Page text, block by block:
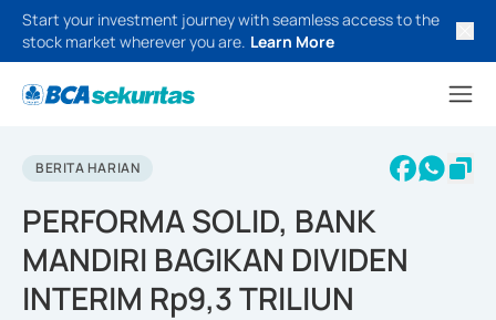
Start your investment journey with seamless access to the
stock market wherever you are. Learn More
BERITA HARIAN
PERFORMA SOLID, BANK
MANDIRI BAGIKAN DIVIDEN
INTERIM Rp9,3 TRILIUN